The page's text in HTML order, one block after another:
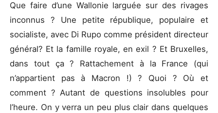
Que faire d’une Wallonie larguée sur des rivages
inconnus ? Une petite république, populaire et
socialiste, avec Di Rupo comme président directeur
général? Et la famille royale, en exil ? Et Bruxelles,
dans tout ça ? Rattachement à la France (qui
n’appartient pas à Macron !) ? Quoi ? Où et
comment ? Autant de questions insolubles pour
l’heure. On y verra un peu plus clair dans quelques